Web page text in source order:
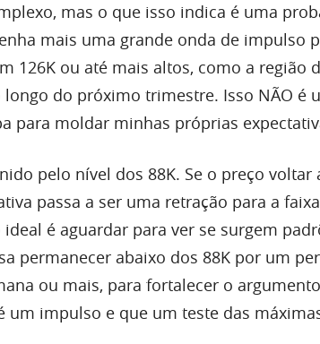
mas o que isso indica é uma
mais uma grande onda de impulso
126K ou até mais altos, como a região
do próximo trimestre. Isso NÃO é
para moldar minhas próprias
pelo nível dos 88K. Se o preço voltar
passa a ser uma retração para a
é aguardar para ver se surgem
permanecer abaixo dos 88K por um
ou mais, para fortalecer o
um impulso e que um teste das